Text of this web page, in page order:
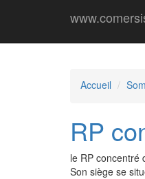
Accueil
RP
le RP concentré
Son siège se